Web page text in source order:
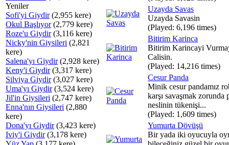
Yeniler
Sofi'yi Giydir(2,955 kere)
Okul Başlıyor(2,779 kere)
Roze'u Giydir(3,116 kere)
Nicky'nin Giysileri (2,821
kere)
Salena'yı Giydir(2,928 kere)
Keny'i Giydir(3,317 kere)
Silviya Giydir(3,027 kere)
Uma'yı Giydir(3,524 kere)
Jil'in Giysileri (2,747 kere)
Enna'nın Giysileri (2,880
kere)
Dona'yı Giydir(3,423 kere)
Iviy'i Giydir(3,178 kere)
Uzayda Savas
Uzayda Savasin
(Played: 6,196 times)
Bitirim Karinca
Bitirim Karincayi
Calisin.
(Played: 14,216 times)
Cesur Panda
Minik cesur pandamız
karşı savaşmak zorunda
neslinin tükenişi...
(Played: 1,609 times)
Yumurta Dövüşü
Bir yada iki oyucuyla